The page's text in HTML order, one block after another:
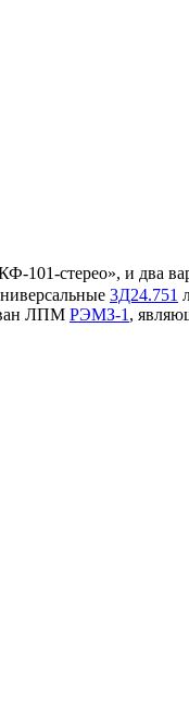
101-стерео», и
3Д24.751
ЛПМ РЭМЗ-1 ,